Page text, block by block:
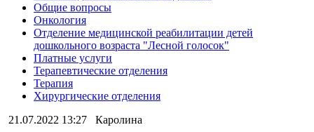
Общие вопросы
Онкология
Отделение медицинской реабилитации детей
дошкольного возраста "Лесной голосок"
Платные услуги
Терапевтические отделения
Терапия
Хирургические отделения
21.07.2022 13:27
Каролина